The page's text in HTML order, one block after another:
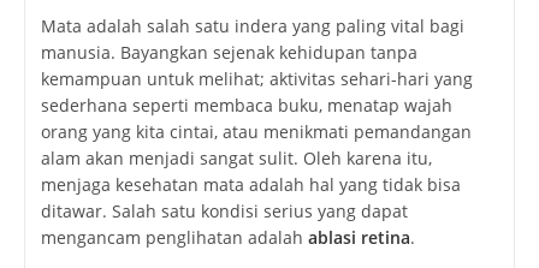
Mata adalah salah satu indera yang paling vital bagi
manusia. Bayangkan sejenak kehidupan tanpa
kemampuan untuk melihat; aktivitas sehari-hari yang
sederhana seperti membaca buku, menatap wajah
orang yang kita cintai, atau menikmati pemandangan
alam akan menjadi sangat sulit. Oleh karena itu,
menjaga kesehatan mata adalah hal yang tidak bisa
ditawar. Salah satu kondisi serius yang dapat
mengancam penglihatan adalah ablasi retina.